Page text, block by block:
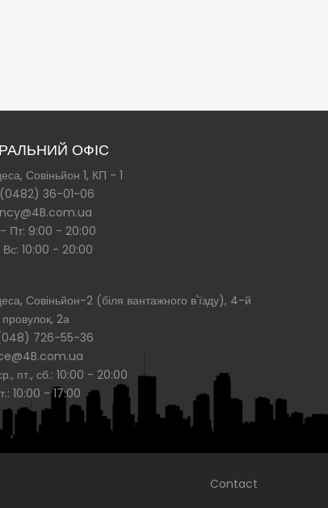
ОФІС
Совіньйон 1, КП - 1
36-01-06
Пт: 9:00 - 20:00
10:00 - 20:00
Совіньйон-2 (біля вантажного в'їзду), 4-й
2а
726-55-36
пт., сб.: 10:00 - 20:00
10:00 - 17:00
Contact